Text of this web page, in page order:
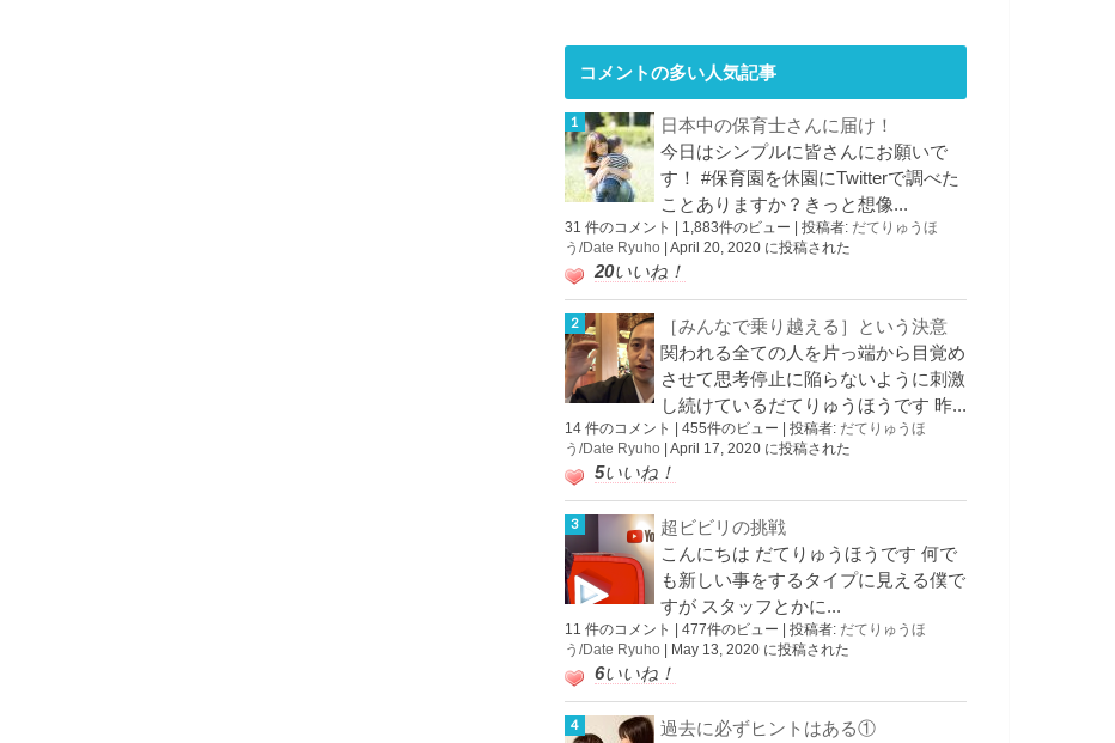
コメントの多い人気記事
日本中の保育士さんに届け！
今日はシンプルに皆さんにお願いで
す！ #保育園を休園にTwitterで調べた
ことありますか？きっと想像...
31 件のコメント | 1,883件のビュー | 投稿者: だてりゅうほ
う/Date Ryuho | April 20, 2020 に投稿された
20いいね！
［みんなで乗り越える］という決意
関われる全ての人を片っ端から目覚め
させて思考停止に陥らないように刺激
し続けているだてりゅうほうです 昨...
14 件のコメント 455件のビュー 投稿者: だてりゅうほ
う/Date Ryuho
April 17, 2020 に投稿された
5いいね！
超ビビリの挑戦
こんにちは だてりゅうほうです 何で
も新しい事をするタイプに見える僕で
すが スタッフとかに...
11 件のコメント 477件のビュー 投稿者: だてりゅうほ
う/Date Ryuho
May 13, 2020 に投稿された
6いいね！
過去に必ずヒントはある①